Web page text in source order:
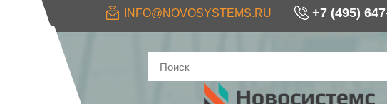
INFO@NOVOSYSTEMS.RU +7 (495)